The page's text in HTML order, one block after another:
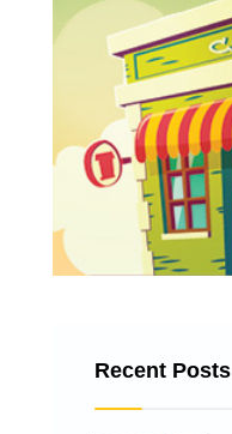
Recent Posts